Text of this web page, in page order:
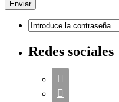
Redes sociales

